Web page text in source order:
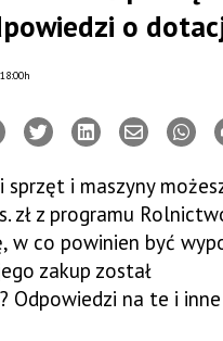
o
sprzęt i maszyny
zł z programu
w co powinien być
zakup został
Odpowiedzi na te i